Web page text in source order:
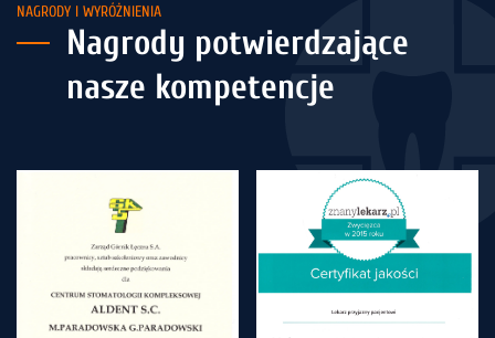
NAGRODY I WYRÓŻNIENIA
Nagrody potwierdzające
nasze kompetencje